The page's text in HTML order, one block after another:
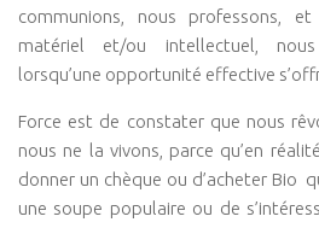
BOUTIQUE
CONTACT
communions, nous professons,
matériel et/ou intellectuel,
lorsqu’une opportunité effective
Force est de constater que nous
nous ne la vivons, parce qu’en
donner un chèque ou d’acheter Bio
une soupe populaire ou de